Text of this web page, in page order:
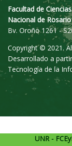
Facultad de
Nacional de Rosario
Bv. Oroño 1261 -
Copyright © 2021.
Desarrollado a
Tecnología de la
UNR -